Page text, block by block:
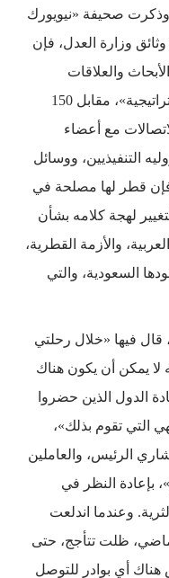
صحيفة «نيويورك
وزارة العدل، فإن
والعلاقات
الحكومية وخدمات الاستشارات الاستراتيجية»، مقابل 150
مع أعضاء
التنفيذيين، ووسائل
فإن قطر لها مصلحة في
لهجة كلامه بشأن
والأزمة القطرية،
السعودية، والتي
قال فيها «خلال رحلتي
لا يمكن أن يكون هناك
الدول الذين حضروا
التي تقوم بذلك»،
الرئيس، والعاملين
بإعادة النظر في
وعندما اندلعت
ظلت تتأجج، حتى
هناك أي بوادر للتوصل